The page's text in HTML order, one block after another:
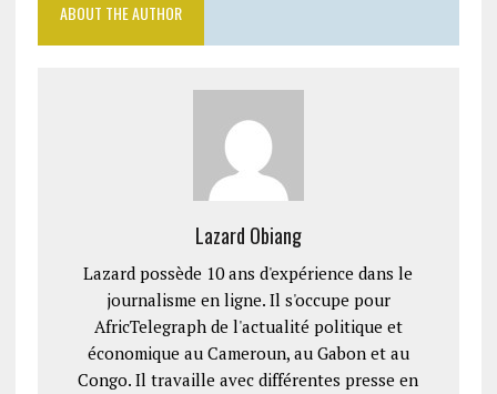
ABOUT THE AUTHOR
Lazard Obiang
Lazard possède 10 ans d'expérience dans le
journalisme en ligne. Il s'occupe pour
AfricTelegraph de l'actualité politique et
économique au Cameroun, au Gabon et au
Congo. Il travaille avec différentes presse en